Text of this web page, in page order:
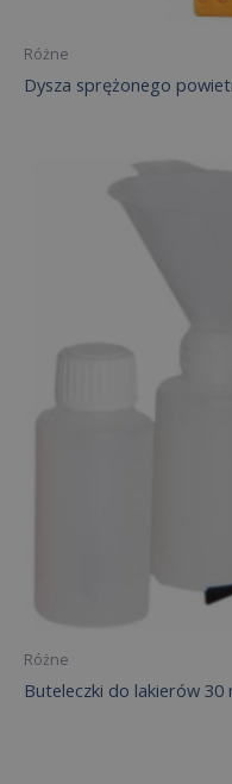
Różne
Dysza sprężonego
Różne
Buteleczki do lakierów 30